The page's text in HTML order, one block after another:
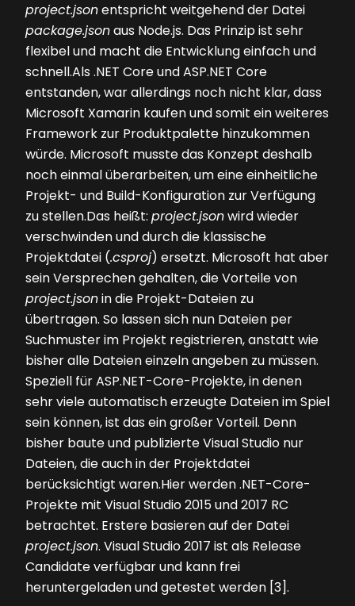
project.jsonentspricht weitgehend der Datei
package.jsonaus Node.js. Das Prinzip ist sehr
flexibel und macht die Entwicklung einfach und
schnell.Als .NET Core und ASP.NET Core
entstanden, war allerdings noch nicht klar, dass
Microsoft Xamarin kaufen und somit ein weiteres
Framework zur Produktpalette hinzukommen
würde. Microsoft musste das Konzept deshalb
noch einmal überarbeiten, um eine einheitliche
Projekt- und Build-Konfiguration zur Verfügung
zu stellen.Das heißt: project.jsonwird wieder
verschwinden und durch die klassische
Projektdatei (.csproj) ersetzt. Microsoft hat aber
sein Versprechen gehalten, die Vorteile von
project.jsonin die Projekt-Dateien zu
übertragen. So lassen sich nun Dateien per
Suchmuster im Projekt registrieren, anstatt wie
bisher alle Dateien einzeln angeben zu müssen.
Speziell für ASP.NET-Core-Projekte, in denen
sehr viele automatisch erzeugte Dateien im Spiel
sein können, ist das ein großer Vorteil. Denn
bisher baute und publizierte Visual Studio nur
Dateien, die auch in der Projektdatei
berücksichtigt waren.Hier werden .NET-Core-
Projekte mit Visual Studio 2015 und 2017 RC
betrachtet. Erstere basieren auf der Datei
project.json. Visual Studio 2017 ist als Release
Candidate verfügbar und kann frei
heruntergeladen und getestet werden [3].